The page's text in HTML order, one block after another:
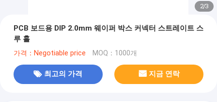
2/3
PCB 보드용 DIP 2.0mm 웨이퍼 박스 커넥터 스트레이트 스
루 홀
가격：Negotiable price MOQ：1000개
최고의 가격 지금 연락